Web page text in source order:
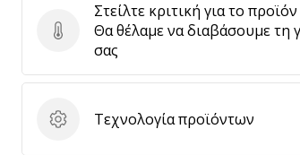
Στείλτε κριτική για το προϊόν
Στείλτε κριτική για το προϊόν
Θα θέλαμε να διαβάσουμε τη
σας
Τεχνολογία προϊόντων
Τεχνολογία προϊόντων